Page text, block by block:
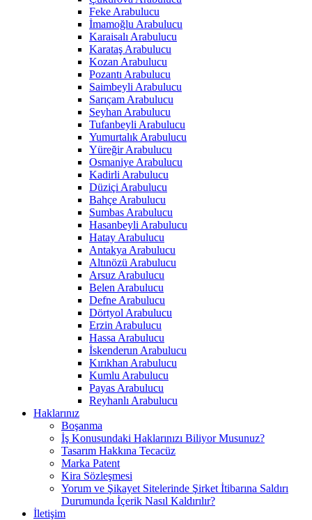
Feke Arabulucu
İmamoğlu Arabulucu
Karaisalı Arabulucu
Karataş Arabulucu
Kozan Arabulucu
Pozantı Arabulucu
Saimbeyli Arabulucu
Sarıçam Arabulucu
Seyhan Arabulucu
Tufanbeyli Arabulucu
Yumurtalık Arabulucu
Yüreğir Arabulucu
Osmaniye Arabulucu
Kadirli Arabulucu
Düziçi Arabulucu
Bahçe Arabulucu
Sumbas Arabulucu
Hasanbeyli Arabulucu
Hatay Arabulucu
Antakya Arabulucu
Altınözü Arabulucu
Arsuz Arabulucu
Belen Arabulucu
Defne Arabulucu
Dörtyol Arabulucu
Erzin Arabulucu
Hassa Arabulucu
İskenderun Arabulucu
Kırıkhan Arabulucu
Kumlu Arabulucu
Payas Arabulucu
Reyhanlı Arabulucu
Haklarınız
Boşanma
İş Konusundaki Haklarınızı Biliyor Musunuz?
Tasarım Hakkına Tecacüz
Marka Patent
Kira Sözleşmesi
Yorum ve Şikayet Sitelerinde Şirket İtibarına Saldırı
Durumunda İçerik Nasıl Kaldırılır?
İletişim